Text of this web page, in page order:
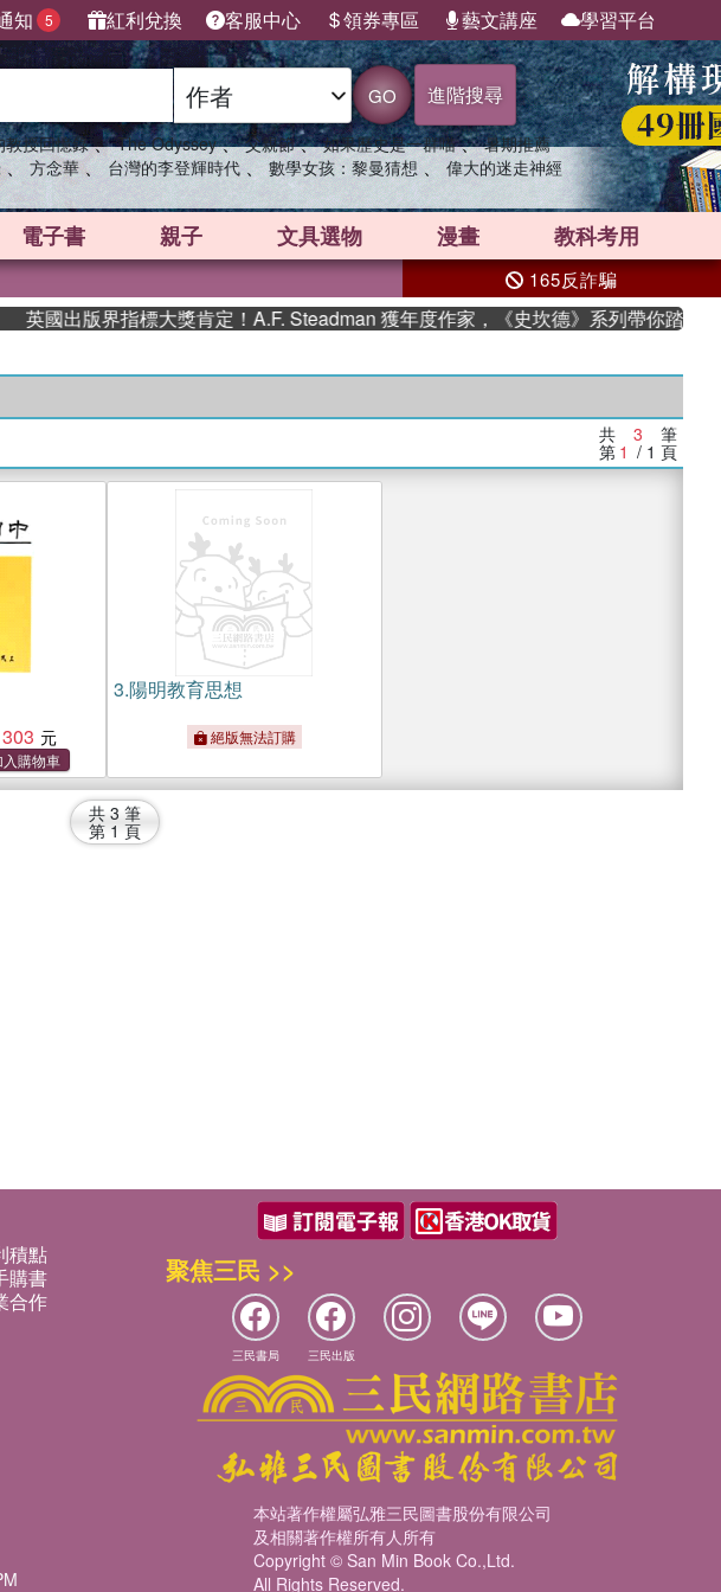
知 5 紅利兌換 客服中心 領券專區 藝文講座 學習平台
GO 進階搜尋
教授回憶錄 、 The Odyssey 、 父親節 、 如果歷史是一群喵 、 暑期推薦
、 方念華 、 台灣的李登輝時代 、 數學女孩：黎曼猜想 、 偉大的迷走神經
電子書 親子 文具選物 漫畫 教科考用
165反詐騙
英國出版界指標大獎肯定！A.F. Steadman 獲年度作家，《史坎德》系列帶你踏上熱血
共 3 筆
第 1 / 1 頁
303
3.陽明教育思想
絕版無法訂購
共 3 筆
第 1 頁
積點
購書
合作
聚焦三民 >>
三民書局 三民出版
本站著作權屬弘雅三民圖書股份有限公司
及相關著作權所有人所有
Copyright © San Min Book Co.,Ltd.
All Rights Reserved.